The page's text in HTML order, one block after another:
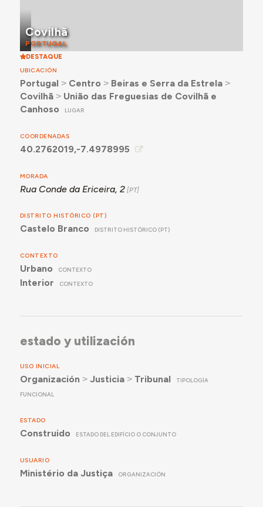
Covilhã
PORTUGAL
DESTAQUE
UBICACIÓN
Portugal ˃ Centro ˃ Beiras e Serra da Estrela˃
Covilhã˃ União das Freguesias de Covilhã e
Canhoso
LUGAR
COORDENADAS
40.2762019,-7.4978995
MORADA
Rua Conde da Ericeira, 2
DISTRITO HISTÓRICO (PT)
Castelo Branco DISTRITO HISTÓRICO (PT)
CONTEXTO
Urbano CONTEXTO
Interior CONTEXTO
estado y utilización
USO INICIAL
Organización ˃ Justicia˃ Tribunal TIPOLOGÍA
FUNCIONAL
ESTADO
Construido ESTADO DEL EDIFÍCIO O CONJUNTO
USUARIO
Ministério da Justiça ORGANIZACIÓN